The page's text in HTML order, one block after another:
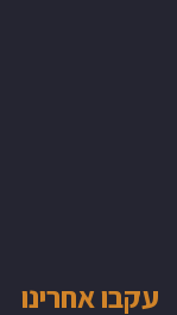
עקבו אחרינו